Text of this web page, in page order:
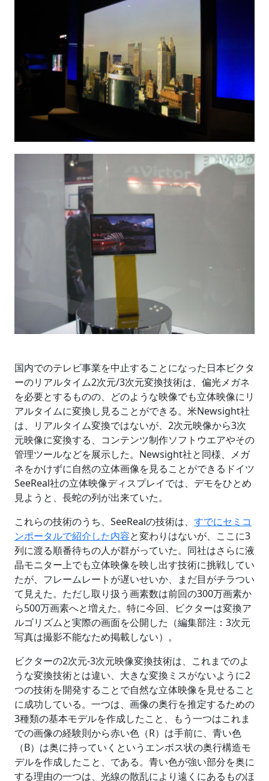
国内でのテレビ事業を中止することになった日本ビクタ
ーのリアルタイム2次元/3次元変換技術は、偏光メガネ
を必要とするものの、どのような映像でも立体映像にリ
アルタイムに変換し見ることができる。米Newsight社
は、リアルタイム変換ではないが、2次元映像から3次
元映像に変換する、コンテンツ制作ソフトウエアやその
管理ツールなどを展示した。Newsight社と同様、メガ
ネをかけずに自然の立体画像を見ることができるドイツ
SeeReal社の立体映像ディスプレイでは、デモをひとめ
見ようと、長蛇の列が出来ていた。
これらの技術のうち、SeeRealの技術は、 すでにセミコ
ンポータルで紹介した内容と変わりはないが、ここに3
列に渡る順番待ちの人が群がっていた。同社はさらに液
晶モニター上でも立体映像を映し出す技術に挑戦してい
たが、フレームレートが遅いせいか、まだ目がチラつい
て見えた。ただし取り扱う画素数は前回の300万画素か
ら500万画素へと増えた。特に今回、ビクターは変換ア
ルゴリズムと実際の画面を公開した（編集部注：3次元
写真は撮影不能なため掲載しない）。
ビクターの2次元-3次元映像変換技術は、これまでのよ
うな変換技術とは違い、大きな変換ミスがないように2
つの技術を開発することで自然な立体映像を見せること
に成功している。一つは、画像の奥行を推定するための
3種類の基本モデルを作成したこと、もう一つはこれま
での画像の経験則から赤い色（R）は手前に、青い色
（B）は奥に持っていくというエンボス状の奥行構造モ
デルを作成したこと、である。青い色が強い部分を奥に
する理由の一つは、光線の散乱により遠くにあるものほ